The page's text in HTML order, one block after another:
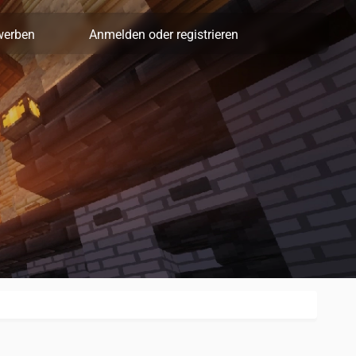
Server
Anmelden oder registrieren